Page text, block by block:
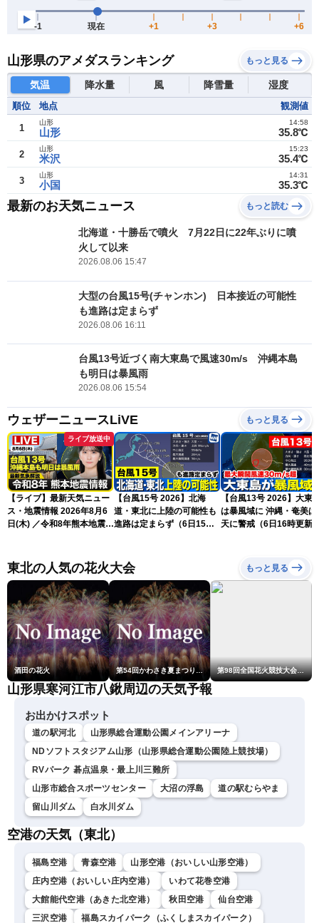
山形県のアメダスランキング もっと見る
気温 降水量 風 降雪量 湿度
順位 地点 観測値
1 山形
山形
35.8℃
14:58
2 米沢
山形
35.4℃
15:23
3 小国
山形
35.3℃
14:31
最新のお天気ニュース もっと読む
北海道・十勝岳で噴火 7月22日に22年ぶりに噴
火して以来
2026.08.06 15:47
大型の台風15号(チャンホン) 日本接近の可能性
も進路は定まらず
2026.08.06 16:11
台風13号近づく南大東島で風速30m/s 沖縄本島
も明日は暴風雨
2026.08.06 15:54
ウェザーニュースLiVE もっと見る
ライブ放送中
【ライブ】最新天気ニュー
ス・地震情報 2026年8月6
日(木) ／令和8年熊本地震情
LiVEムーン・駒木結衣／本
田竜也〉
【台風15号 2026】北海
道・東北に上陸の可能性も
進路は定まらず（6日15時
【台風13号 2026】大東
は暴風域に 沖縄・奄美は荒
天に警戒（6日16時更新
東北の人気の花火大会 もっと見る
酒田の花火 第54回かわさき夏まつり花火大会「おらが自慢のでっかい花火」 第98回全国花火競技大会「大曲の花火」
山形県寒河江市八鍬周辺の天気予報
お出かけスポット
道の駅河北
山形県総合運動公園メインアリーナ
NDソフトスタジアム山形（山形県総合運動公園陸上競技場）
RVパーク 碁点温泉・最上川三難所
山形市総合スポーツセンター
大沼の浮島
道の駅むらやま
留山川ダム
白水川ダム
空港の天気（東北）
福島空港 青森空港
山形空港（おいしい山形空港）
庄内空港（おいしい庄内空港）
いわて花巻空港
大館能代空港（あきた北空港）
秋田空港
仙台空港
三沢空港
福島スカイパーク（ふくしまスカイパーク）